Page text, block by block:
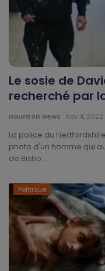
Économie
Sport
Culture
Divers
Actu People
Voyages
Monde
Blagues
Le sosie de
recherché par
Haurizon News Nov 4, 2022
La police du
photo d'un homme qui
de Bisho...
Politique